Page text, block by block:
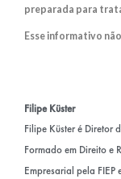
preparada para
Esse informativo
Filipe Küster
Filipe Küster é Diretor
Formado em Direito e
Empresarial pela FIEP